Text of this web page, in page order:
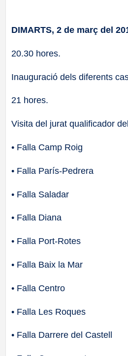
DIMARTS, 2 de març del
20.30 hores.
Inauguració dels diferents
21 hores.
Visita del jurat qualificador
• Falla Camp Roig
• Falla París-Pedrera
• Falla Saladar
• Falla Diana
• Falla Port-Rotes
• Falla Baix la Mar
• Falla Centro
• Falla Les Roques
• Falla Darrere del Castell